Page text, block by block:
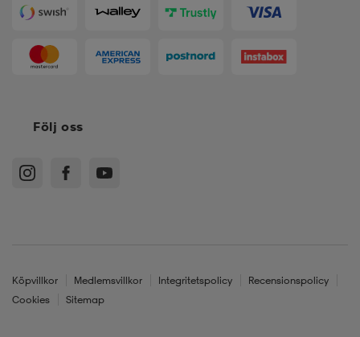
Följ oss
Köpvillkor Medlemsvillkor Integritetspolicy
Recensionspolicy
Cookies
Sitemap